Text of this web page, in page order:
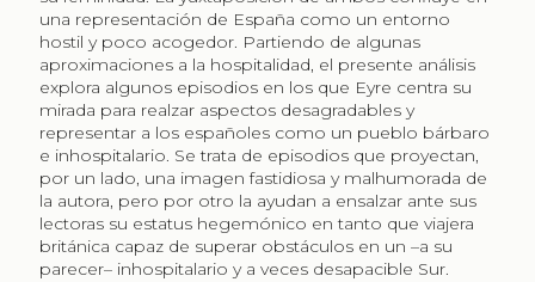
una representación de España como un entorno
hostil y poco acogedor. Partiendo de algunas
aproximaciones a la hospitalidad, el presente análisis
explora algunos episodios en los que Eyre centra su
mirada para realzar aspectos desagradables y
representar a los españoles como un pueblo bárbaro
e inhospitalario. Se trata de episodios que proyectan,
por un lado, una imagen fastidiosa y malhumorada de
la autora, pero por otro la ayudan a ensalzar ante sus
lectoras su estatus hegemónico en tanto que viajera
británica capaz de superar obstáculos en un –a su
parecer– inhospitalario y a veces desapacible Sur.